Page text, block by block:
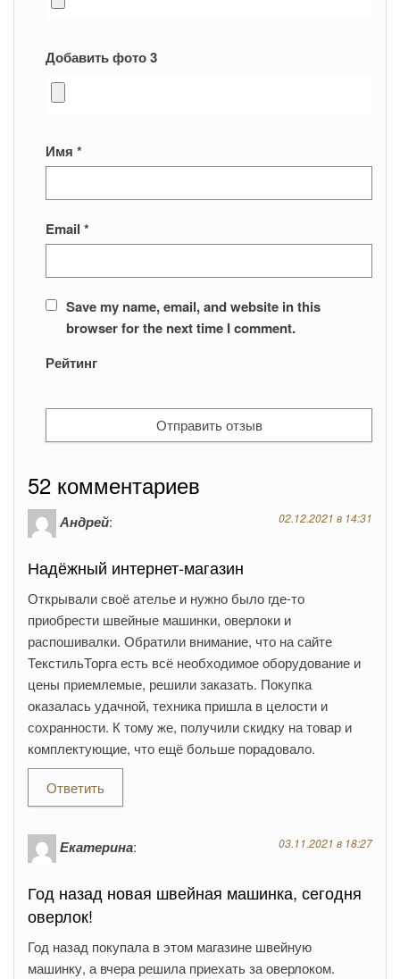
Добавить фото 3
Имя *
Email *
Save my name, email, and website in this
browser for the next time I comment.
Рейтинг
52 комментариев
Андрей: 02.12.2021 в 14:31
Надёжный интернет-магазин
Открывали своё ателье и нужно было где-то
приобрести швейные машинки, оверлоки и
распошивалки. Обратили внимание, что на сайте
ТекстильТорга есть всё необходимое оборудование и
цены приемлемые, решили заказать. Покупка
оказалась удачной, техника пришла в целости и
сохранности. К тому же, получили скидку на товар и
комплектующие, что ещё больше порадовало.
Ответить
Екатерина: 03.11.2021 в 18:27
Год назад новая швейная машинка, сегодня
оверлок!
Год назад покупала в этом магазине швейную
машинку, а вчера решила приехать за оверлоком.